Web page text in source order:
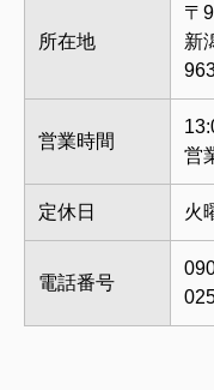
所在地
〒
新
営業時間
営
定休日 火
電話番号